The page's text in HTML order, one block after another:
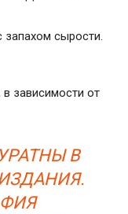
запахом сырости.
зависимости от
В